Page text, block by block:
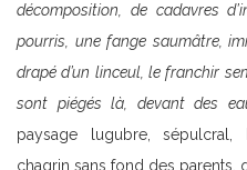
décomposition, de cadavres
pourris, une fange saumâtre,
drapé d’un linceul, le franchir
sont piégés là, devant des
paysage lugubre,
chagrin sans fond des parents,